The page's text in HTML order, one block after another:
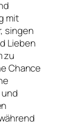
mit
singen
Lieben
zu
Chance